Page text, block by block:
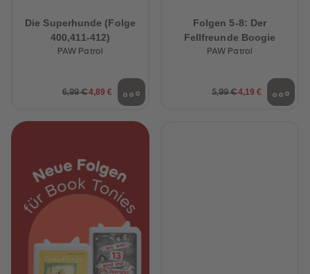
Die Superhunde (Folge
400,411-412)
PAW Patrol
6,99 €4,89 €
Folgen 5-8: Der
Fellfreunde Boogie
PAW Patrol
5,99 €4,19 €